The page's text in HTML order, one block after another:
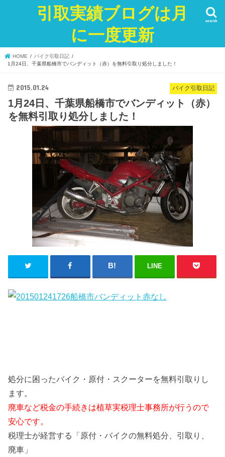
引取実績ブログは月
に一度更新
search
HOME
バイク引取日記
1月24日、千葉県船橋市でバンディット（赤）を無料引取り処分しました！
バイク引取日記
2015.01.24
1月24日、千葉県船橋市でバンディット（赤）
を無料引取り処分しました！
LINE
処分に困ったバイク・原付・スクーターを無料引取りし
ます。
廃車など税金の手続きは植草実税理士事務所が行うので
安心です。
税理士が経営する「原付・バイクの無料処分、引取り、
廃車」